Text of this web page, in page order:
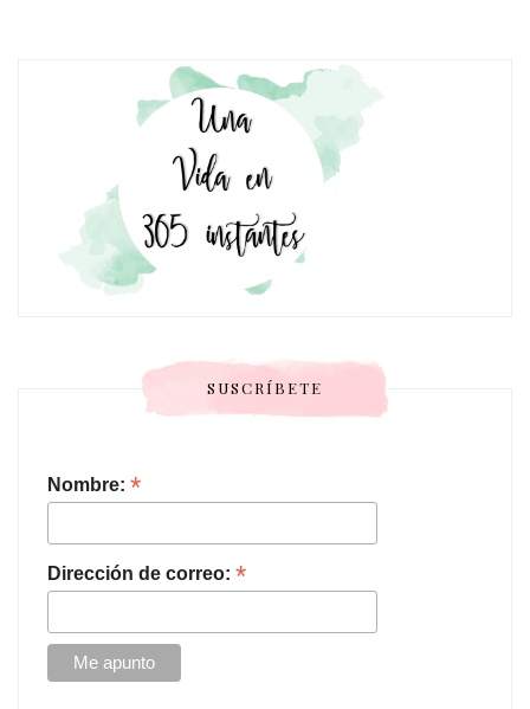
SUSCRÍBETE
Nombre: *
Dirección de correo: *